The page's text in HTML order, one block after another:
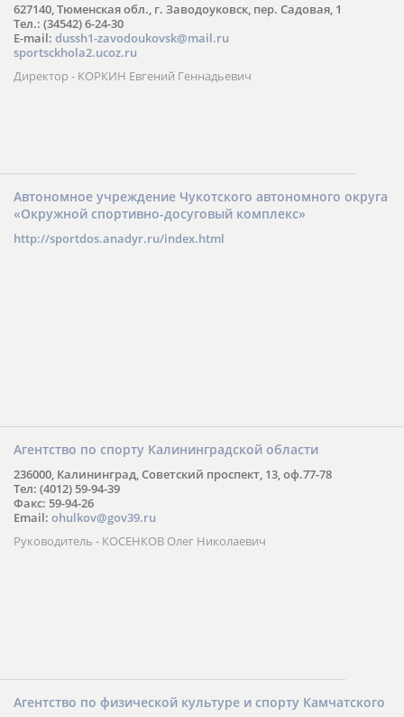
627140, Тюменская обл., г. Заводоуковск, пер. Садовая, 1
Тел.: (34542) 6-24-30
​E-mail: dussh1-zavodoukovsk@mail.ru
sportsckhola2.ucoz.ru
Директор - КОРКИН Евгений Геннадьевич
Автономное учреждение Чукотского автономного округа
«Окружной спортивно-досуговый комплекс»
http://sportdos.anadyr.ru/index.html
Агентство по спорту Калининградской области
236000, Калининград, Советский проспект, 13, оф.77-78
Тел: (4012) 59-94-39
Факс: 59-94-26
Email: ohulkov@gov39.ru
Руководитель - КОСЕНКОВ Олег Николаевич
Агентство по физической культуре и спорту Камчатского